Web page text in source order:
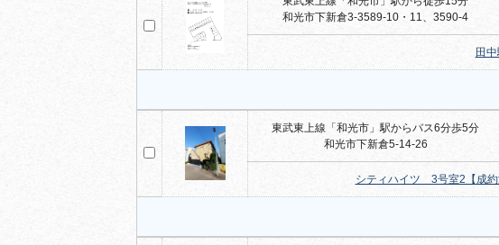
和光市下新倉3-3589-10・11、3590-4
田
東武東上線「和光市」駅からバス6分歩5分
和光市下新倉5-14-26
シティハイツ 3号室2【成約